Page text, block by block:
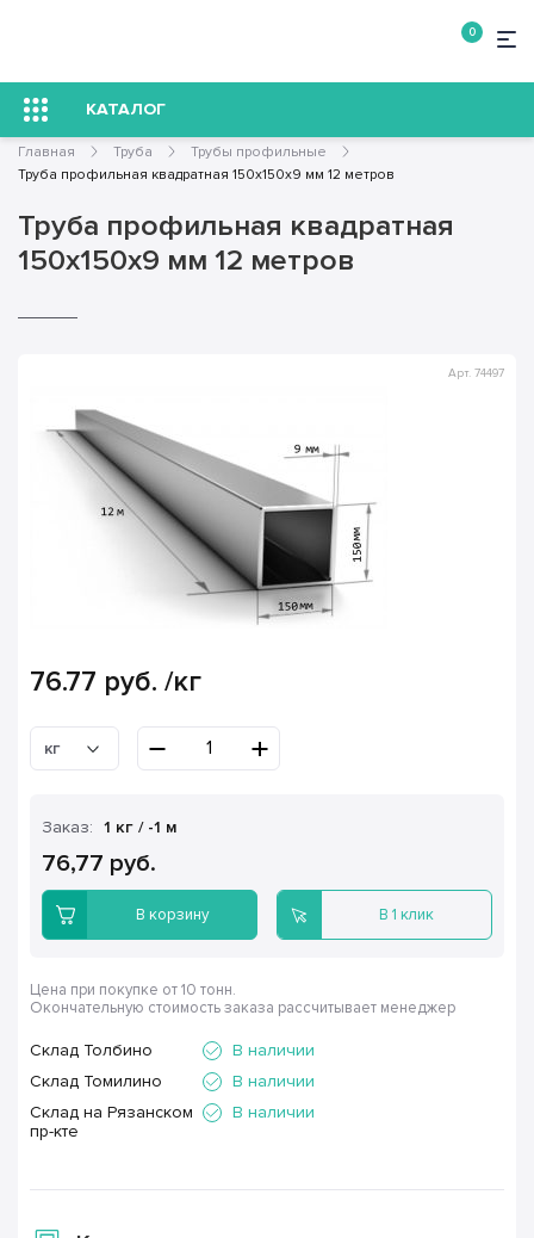
0
КАТАЛОГ
Главная Труба
Трубы профильные
Труба профильная квадратная 150х150х9 мм 12 метров
Труба профильная квадратная
150х150х9 мм 12 метров
Арт. 74497
76.77 руб. /кг
кг
Заказ: 1 кг / -1 м
76,77 руб.
В корзину В 1 клик
Цена при покупке от 10 тонн.
Окончательную стоимость заказа рассчитывает менеджер
Склад Толбино
В наличии
Склад Томилино
В наличии
Склад на Рязанском
пр-кте
В наличии